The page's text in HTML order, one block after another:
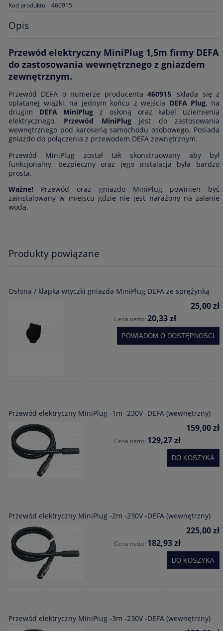
Kod produktu: 460915
Opis
Przewód elektryczny MiniPlug 1,5m firmy DEFA
do zastosowania wewnętrznego z gniazdem
zewnętrznym.
Przewód DEFA o numerze producenta 460915, składa się z
oplatanej wiązki, na jednym końcu z wejścia DEFA Plug, na
drugim DEFA MiniPlug z osłoną oraz kabel uziemienia
elektrycznego. Przewód MiniPlugjest do zastosowania
wewnętrznego pod karoserią samochodu osobowego. Posiada
gniazdo do połączenia z przewodem DEFA zewnętrznym.
Przewód MiniPlug został tak skonstruowany aby był
funkcjonalny, bezpieczny oraz jego instalacja była bardzo
prosta.
Ważne! Przewód oraz gniazdo MiniPlug powinien być
zainstalowany w miejscu gdzie nie jest narażony na zalanie
wodą.
Produkty powiązane
Osłona / klapka wtyczki gniazda MiniPlug DEFA ze sprężynką
25,00 zł
Cena netto: 20,33 zł
POWIADOM O DOSTĘPNOŚCI
Przewód elektryczny MiniPlug -1m -230V -DEFA (wewnętrzny)
159,00 zł
Cena netto: 129,27 zł
DO KOSZYKA
Przewód elektryczny MiniPlug -2m -230V -DEFA (wewnętrzny)
225,00 zł
Cena netto: 182,93 zł
DO KOSZYKA
Przewód elektryczny MiniPlug -3m -230V -DEFA (wewnętrzny)